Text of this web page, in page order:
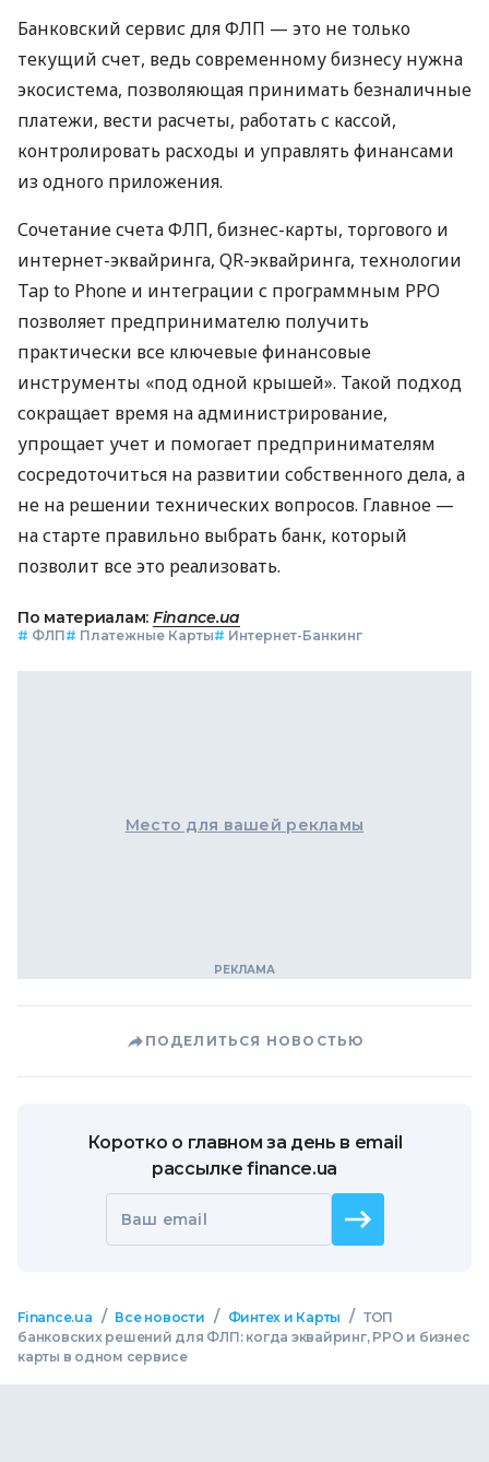
Банковский сервис для ФЛП — это не только
текущий счет, ведь современному бизнесу нужна
экосистема, позволяющая принимать безналичные
платежи, вести расчеты, работать с кассой,
контролировать расходы и управлять финансами
из одного приложения.
Сочетание счета ФЛП, бизнес-карты, торгового и
интернет-эквайринга, QR-эквайринга, технологии
Tap to Phone и интеграции с программным РРО
позволяет предпринимателю получить
практически все ключевые финансовые
инструменты «под одной крышей». Такой подход
сокращает время на администрирование,
упрощает учет и помогает предпринимателям
сосредоточиться на развитии собственного дела, а
не на решении технических вопросов. Главное —
на старте правильно выбрать банк, который
позволит все это реализовать.
По материалам: Finance.ua
# ФЛП# Платежные Карты# Интернет-Банкинг
Место для вашей рекламы
ПОДЕЛИТЬСЯ НОВОСТЬЮ
Коротко о главном за день в email
рассылке finance.ua
Ваш email
Finance.ua / Все новости / Финтех и Карты / ТОП
банковских решений для ФЛП: когда эквайринг, РРО и бизнес
карты в одном сервисе